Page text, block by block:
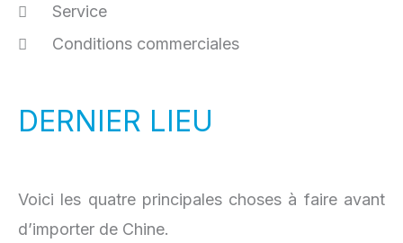
Service
Conditions commerciales
DERNIER LIEU
Voici les quatre principales choses à faire avant
d’importer de Chine.